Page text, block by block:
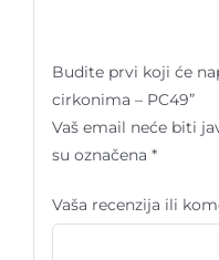
Budite prvi koji će
cirkonima – PC49”
Vaš email neće biti
su označena *
Vaša recenzija ili